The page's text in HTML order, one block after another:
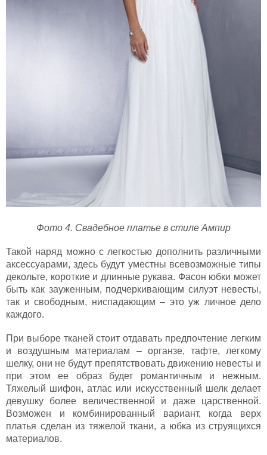
Фото 4. Свадебное платье в стиле Ампир
Такой наряд можно с легкостью дополнить различными
аксессуарами, здесь будут уместны всевозможные типы
декольте, короткие и длинные рукава. Фасон юбки может
быть как зауженным, подчеркивающим силуэт невесты,
так и свободным, ниспадающим – это уж личное дело
каждого.
При выборе тканей стоит отдавать предпочтение легким
и воздушным материалам – органзе, тафте, легкому
шелку, они не будут препятствовать движению невесты и
при этом ее образ будет романтичным и нежным.
Тяжелый шифон, атлас или искусственный шелк делает
девушку более величественной и даже царственной.
Возможен и комбинированный вариант, когда верх
платья сделан из тяжелой ткани, а юбка из струящихся
материалов.